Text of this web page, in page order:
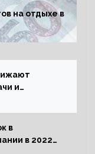
на отдыхе в
и
в
в 2022